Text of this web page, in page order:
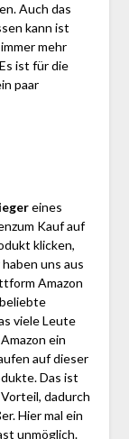
Auch das
kann ist
mehr
ist für die
paar
eines
Kauf auf
klicken,
uns aus
Amazon
viele Leute
ein
auf dieser
Das ist
dadurch
Hier mal ein
unmöglich.